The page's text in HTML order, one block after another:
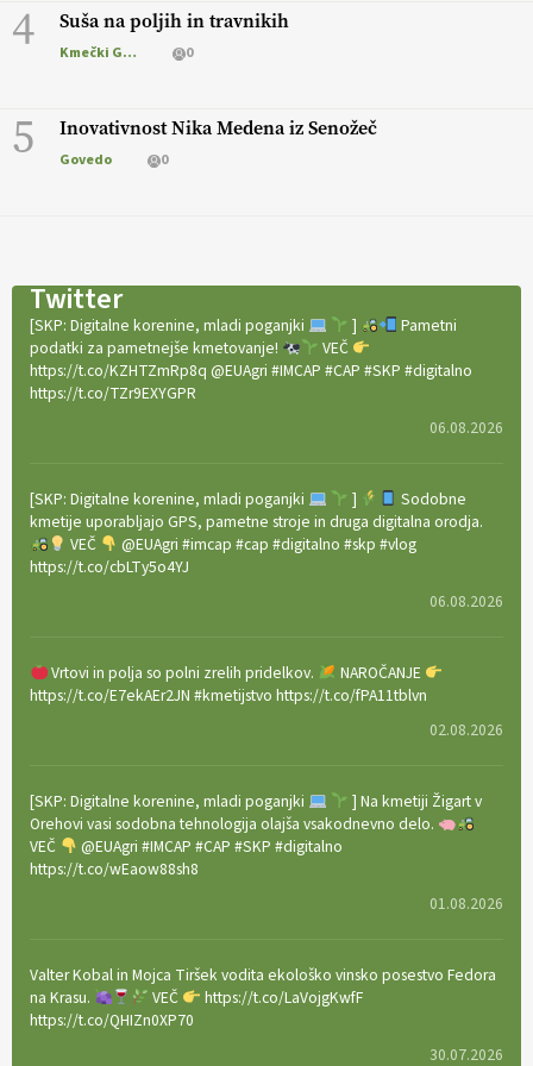
4 Suša na poljih in travnikih
Kmečki Glas 0
5 Inovativnost Nika Medena iz Senožeč
Govedo 0
Twitter
[SKP: Digitalne korenine, mladi poganjki ]
Pametni
podatki za pametnejše kmetovanje!
VEČ
https://t.co/KZHTZmRp8q @EUAgri #IMCAP #CAP #SKP #digitalno
https://t.co/TZr9EXYGPR
06.08.2026
[SKP: Digitalne korenine, mladi poganjki ]
Sodobne
kmetije uporabljajo GPS, pametne stroje in druga digitalna orodja.
VEČ
@EUAgri #imcap #cap #digitalno #skp #vlog
https://t.co/cbLTy5o4YJ
06.08.2026
Vrtovi in polja so polni zrelih pridelkov.
NAROČANJE
https://t.co/E7ekAEr2JN #kmetijstvo https://t.co/fPA11tblvn
02.08.2026
[SKP: Digitalne korenine, mladi poganjki
] Na kmetiji Žigart v
Orehovi vasi sodobna tehnologija olajša vsakodnevno delo.
VEČ
@EUAgri #IMCAP #CAP #SKP #digitalno
https://t.co/wEaow88sh8
01.08.2026
Valter Kobal in Mojca Tiršek vodita ekološko vinsko posestvo Fedora
na Krasu.
VEČ
https://t.co/LaVojgKwfF
https://t.co/QHIZn0XP70
30.07.2026